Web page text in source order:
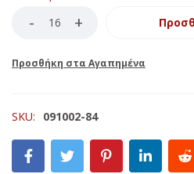
SKU: 091002-84